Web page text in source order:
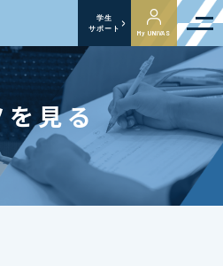
学生
サポート
My UNIVAS
見る